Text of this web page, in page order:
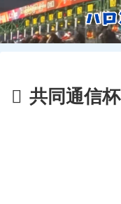
共同通信杯